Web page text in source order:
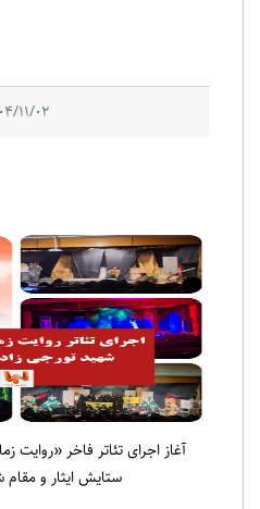
11/02
آغاز اجرای تئاتر فاخر «روایت
ستایش ایثار و مقام